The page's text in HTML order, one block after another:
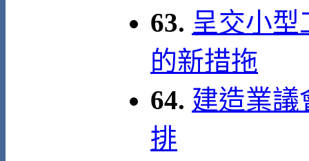
63. 呈交小
的新措拖
64. 建造業議
排